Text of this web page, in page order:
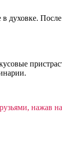
духовке.
нажав